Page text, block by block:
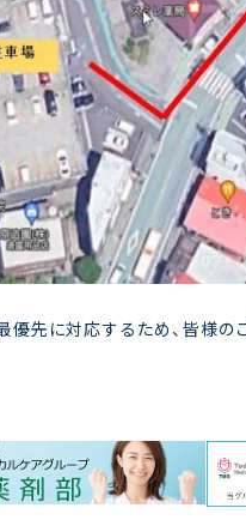
先に対応するため、皆様の